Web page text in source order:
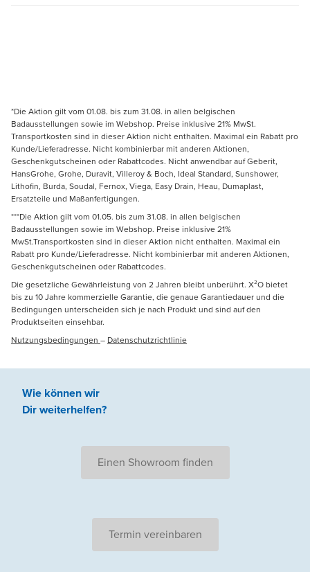
*Die Aktion gilt vom 01.08. bis zum 31.08. in allen belgischen
Badausstellungen sowie im Webshop. Preise inklusive 21% MwSt.
Transportkosten sind in dieser Aktion nicht enthalten. Maximal ein Rabatt pro
Kunde/Lieferadresse. Nicht kombinierbar mit anderen Aktionen,
Geschenkgutscheinen oder Rabattcodes. Nicht anwendbar auf Geberit,
HansGrohe, Grohe, Duravit, Villeroy & Boch, Ideal Standard, Sunshower,
Lithofin, Burda, Soudal, Fernox, Viega, Easy Drain, Heau, Dumaplast,
Ersatzteile und Maßanfertigungen.
***Die Aktion gilt vom 01.05. bis zum 31.08. in allen belgischen
Badausstellungen sowie im Webshop. Preise inklusive 21%
MwSt.Transportkosten sind in dieser Aktion nicht enthalten. Maximal ein
Rabatt pro Kunde/Lieferadresse. Nicht kombinierbar mit anderen Aktionen,
Geschenkgutscheinen oder Rabattcodes.
Die gesetzliche Gewährleistung von 2 Jahren bleibt unberührt. X²O bietet
bis zu 10 Jahre kommerzielle Garantie, die genaue Garantiedauer und die
Bedingungen unterscheiden sich je nach Produkt und sind auf den
Produktseiten einsehbar.
Nutzungsbedingungen – Datenschutzrichtlinie
Wie können wir
Dir weiterhelfen?
Einen Showroom finden
Termin vereinbaren